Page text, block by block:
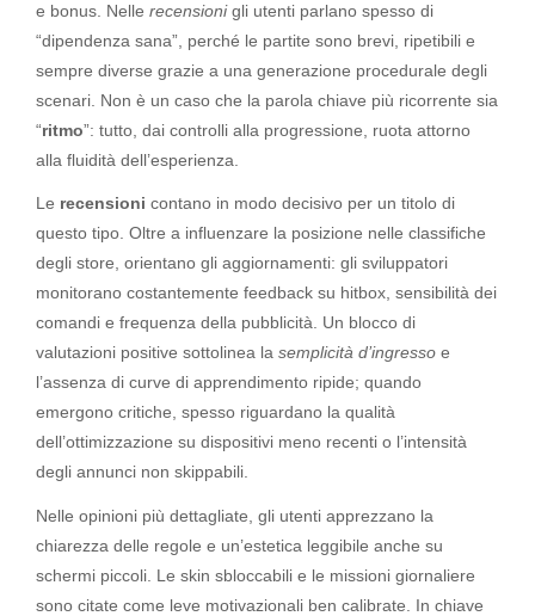
e bonus. Nelle recensionigli utenti parlano spesso di
“dipendenza sana”, perché le partite sono brevi, ripetibili e
sempre diverse grazie a una generazione procedurale degli
scenari. Non è un caso che la parola chiave più ricorrente sia
“ritmo”: tutto, dai controlli alla progressione, ruota attorno
alla fluidità dell’esperienza.
Le recensioni contano in modo decisivo per un titolo di
questo tipo. Oltre a influenzare la posizione nelle classifiche
degli store, orientano gli aggiornamenti: gli sviluppatori
monitorano costantemente feedback su hitbox, sensibilità dei
comandi e frequenza della pubblicità. Un blocco di
valutazioni positive sottolinea la semplicità d’ingresso e
l’assenza di curve di apprendimento ripide; quando
emergono critiche, spesso riguardano la qualità
dell’ottimizzazione su dispositivi meno recenti o l’intensità
degli annunci non skippabili.
Nelle opinioni più dettagliate, gli utenti apprezzano la
chiarezza delle regole e un’estetica leggibile anche su
schermi piccoli. Le skin sbloccabili e le missioni giornaliere
sono citate come leve motivazionali ben calibrate. In chiave